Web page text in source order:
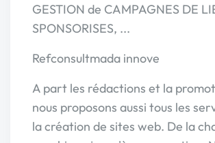
GESTION de CAMPAGNES DE
SPONSORISES, ...
Refconsultmada innove
A part les rédactions et la
nous proposons aussi tous les
la création de sites web. De la